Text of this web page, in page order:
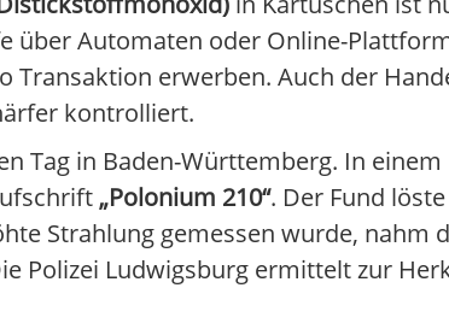
über Automaten oder Online-
erwerben. Auch der
kontrolliert.
Tag in Baden-Württemberg. In
„Polonium 210“. Der Fund
Strahlung gemessen wurde, nahm
Polizei Ludwigsburg ermittelt zur